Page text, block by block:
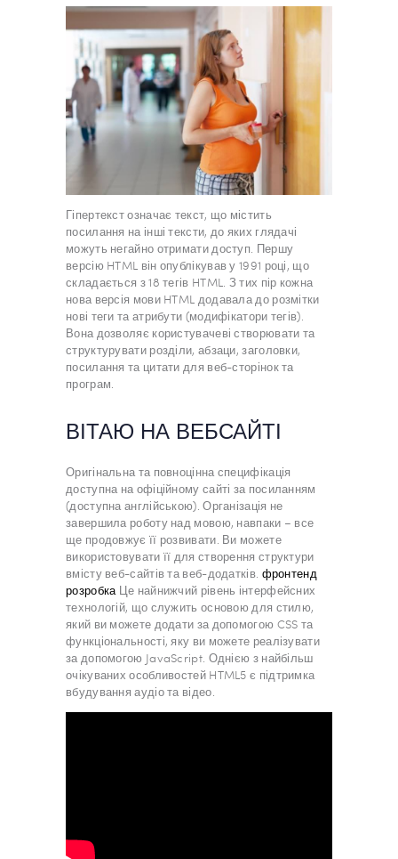
Гіпертекст означає текст, що містить
посилання на інші тексти, до яких глядачі
можуть негайно отримати доступ. Першу
версію HTML він опублікував у 1991 році, що
складається з 18 тегів HTML. З тих пір кожна
нова версія мови HTML додавала до розмітки
нові теги та атрибути (модифікатори тегів).
Вона дозволяє користувачеві створювати та
структурувати розділи, абзаци, заголовки,
посилання та цитати для веб-сторінок та
програм.
ВІТАЮ НА ВЕБСАЙТІ
Оригінальна та повноцінна специфікація
доступна на офіційному сайті за посиланням
(доступна англійською). Організація не
завершила роботу над мовою, навпаки – все
ще продовжує її розвивати. Ви можете
використовувати її для створення структури
вмісту веб-сайтів та веб-додатків. фронтенд
розробкаЦе найнижчий рівень інтерфейсних
технологій, що служить основою для стилю,
який ви можете додати за допомогою CSS та
функціональності, яку ви можете реалізувати
за допомогою JavaScript. Однією з найбільш
очікуваних особливостей HTML5 є підтримка
вбудування аудіо та відео.